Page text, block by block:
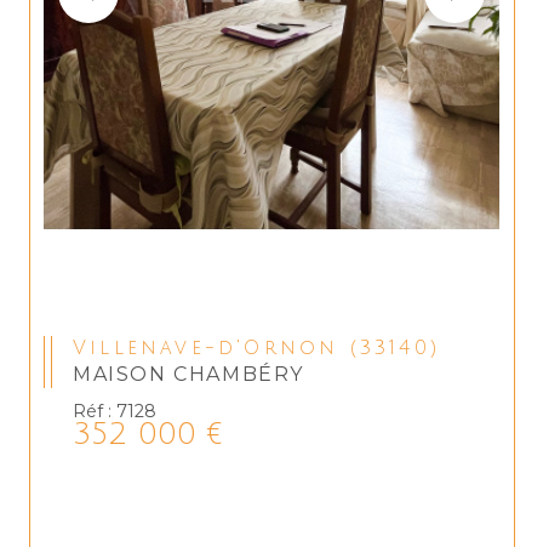
Villenave-d'Ornon (33140)
MAISON CHAMBÉRY
Réf : 7128
352 000 €